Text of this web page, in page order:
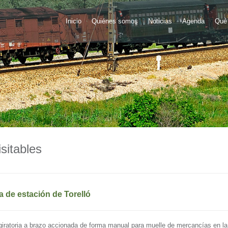
Inicio Quiénes somos Noticias Agenda
de estación de Torelló
a brazo accionada de forma manual para muelle de mercancías en